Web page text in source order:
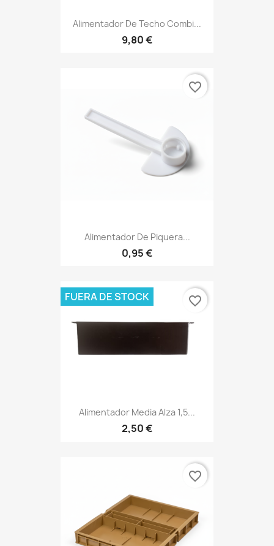
Alimentador De Techo Combi...
9,80 €
Alimentador De Piquera...
0,95 €
favorite_border
Alimentador Media Alza 1,5...
2,50 €
FUERA DE STOCK favorite_border
favorite_border